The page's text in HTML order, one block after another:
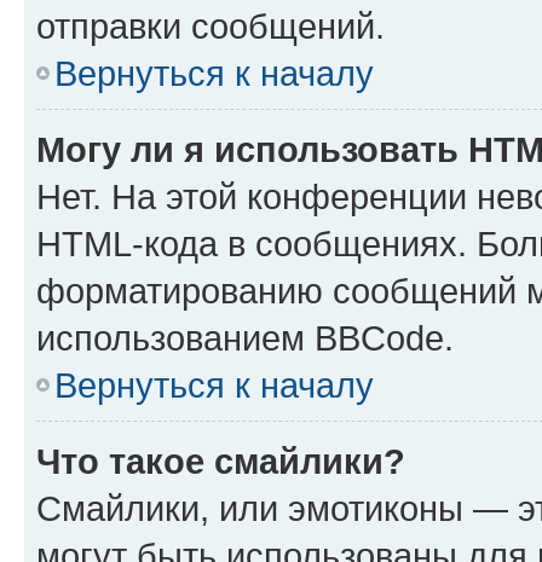
отправки сообщений.
Вернуться к началу
Могу ли я использовать
Нет. На этой конференции
HTML-кода в сообщениях.
форматированию сообщений
использованием BBCode.
Вернуться к началу
Что такое смайлики?
Смайлики, или эмотиконы —